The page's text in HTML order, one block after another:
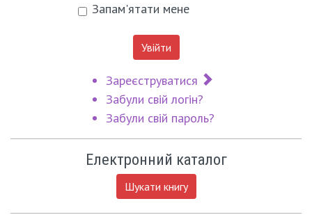
Запам'ятати мене
Увійти
Зареєструватися
Забули свій логін?
Забули свій пароль?
Електронний каталог
Шукати книгу